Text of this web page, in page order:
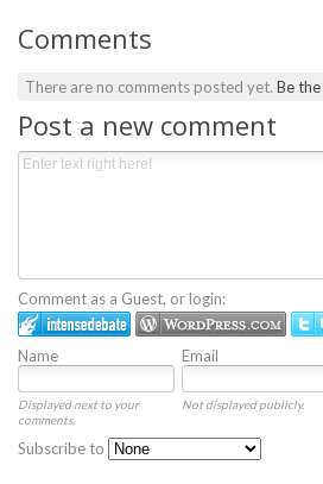
Comments
There are no comments posted yet.Be
Post a new comment
Comment as a Guest, or login:
Name Email
Displayed next to your
comments.
Not displayed publicly.
Subscribe to